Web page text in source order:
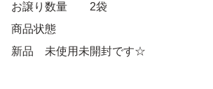
お譲り数量 2袋
商品状態
新品 未使用未開封です☆